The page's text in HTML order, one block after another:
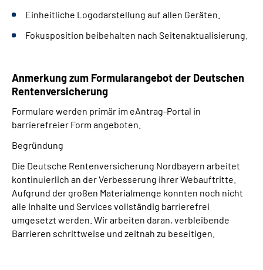
Einheitliche Logodarstellung auf allen Geräten.
Fokusposition beibehalten nach Seitenaktualisierung.
Anmerkung zum Formularangebot der Deutschen
Rentenversicherung
Formulare werden primär im eAntrag-Portal in
barrierefreier Form angeboten.
Begründung
Die Deutsche Rentenversicherung Nordbayern arbeitet
kontinuierlich an der Verbesserung ihrer Webauftritte.
Aufgrund der großen Materialmenge konnten noch nicht
alle Inhalte und Services vollständig barrierefrei
umgesetzt werden. Wir arbeiten daran, verbleibende
Barrieren schrittweise und zeitnah zu beseitigen.